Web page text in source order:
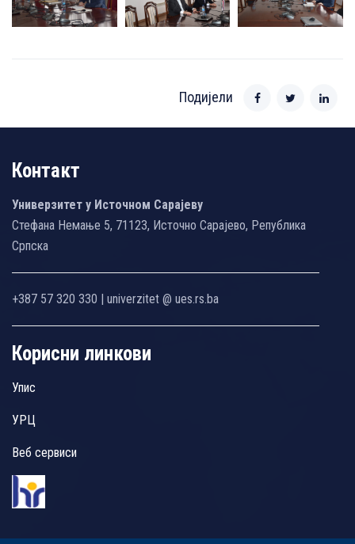
Подијели
Контакт
Универзитет у Источном Сарајеву
Стефана Немање 5, 71123, Источно Сарајево, Република
Српска
+387 57 320 330 | univerzitet @ ues.rs.ba
Корисни линкови
Упис
УРЦ
Веб сервиси